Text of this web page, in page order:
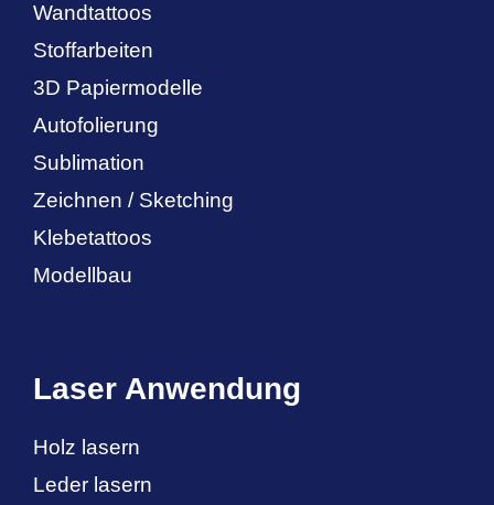
Wandtattoos
Stoffarbeiten
3D Papiermodelle
Autofolierung
Sublimation
Zeichnen / Sketching
Klebetattoos
Modellbau
Laser Anwendung
Holz lasern
Leder lasern